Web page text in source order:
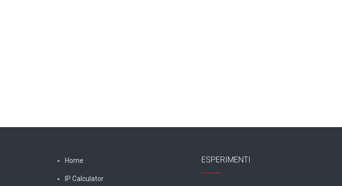
Home
IP Calculator
ESPERIMENTI